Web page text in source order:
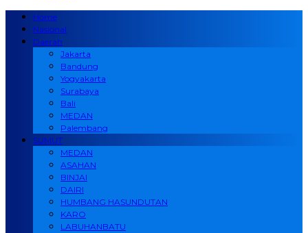
Home
Nasional
Daerah
Jakarta
Bandung
Yogyakarta
Surabaya
Bali
MEDAN
Palembang
SUMUT
MEDAN
ASAHAN
BINJAI
DAIRI
HUMBANG HASUNDUTAN
KARO
LABUHANBATU